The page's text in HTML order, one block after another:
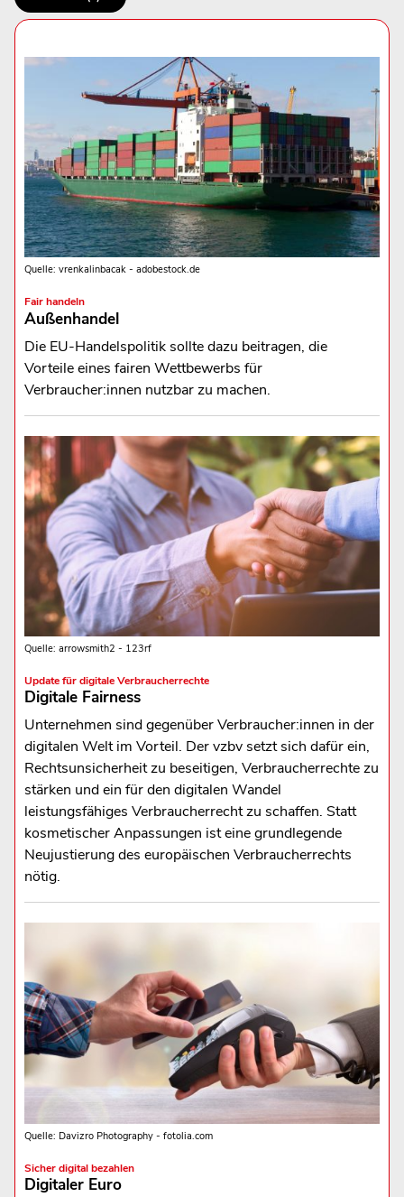
Quelle: vrenkalinbacak - adobestock.de
Fair handeln
Außenhandel
Die EU-Handelspolitik sollte dazu beitragen, die
Vorteile eines fairen Wettbewerbs für
Verbraucher:innen nutzbar zu machen.
Quelle: arrowsmith2 - 123rf
Update für digitale Verbraucherrechte
Digitale Fairness
Unternehmen sind gegenüber Verbraucher:innen in der
digitalen Welt im Vorteil. Der vzbv setzt sich dafür ein,
Rechtsunsicherheit zu beseitigen, Verbraucherrechte zu
stärken und ein für den digitalen Wandel
leistungsfähiges Verbraucherrecht zu schaffen. Statt
kosmetischer Anpassungen ist eine grundlegende
Neujustierung des europäischen Verbraucherrechts
nötig.
Quelle: Davizro Photography - fotolia.com
Sicher digital bezahlen
Digitaler Euro